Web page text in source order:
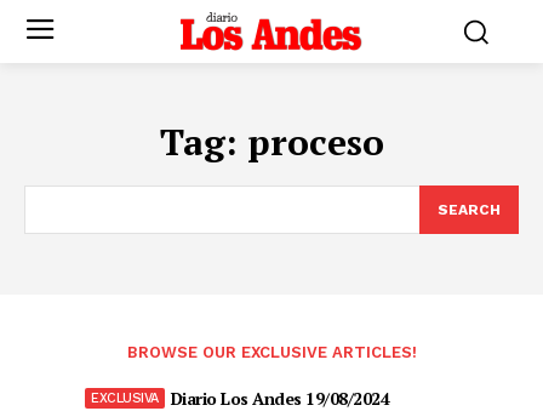
Tag: proceso
SEARCH
BROWSE OUR EXCLUSIVE ARTICLES!
Diario Los Andes 19/08/2024